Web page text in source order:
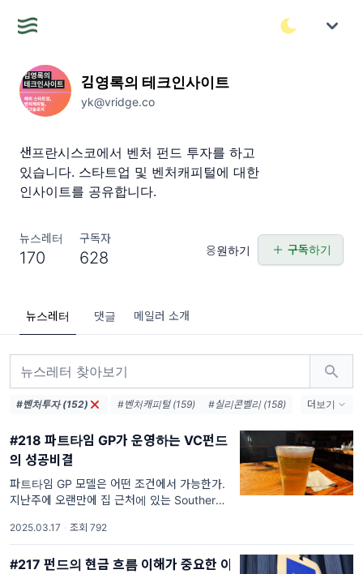
김영록의 테크인사이트
yk@vridge.co
샌프란시스코에서 벤처 펀드 투자를 하고
있습니다. 스타트업 및 벤처캐피털에 대한
인사이트를 공유합니다.
뉴스레터
170
구독자
628 응원하기 구독하기
뉴스레터 댓글 메일러 소개
#벤처투자 (152) #벤처캐피털 (159)
#실리콘벨리 (158)
#VC (148)
#벤처 (144)
#경제 (119)
#자산운용 (115)
#펀드 (115)
#금융 (106)
#모태펀드 (102)
더보기
#218 파트타임 GP가 운영하는 VC펀드
의 성공비결
파트타임 GP 모델은 어떤 조건에서 가능한가.
지난주에 오랜만에 집 근처에 있는 Southern
Elon Musk의 AI 회사인 xAI 본사 바로 옆에 위
치한 곳으로, 예전에
2025.03.17 · 조회 792
#217 펀드의 현금 흐름 이해가 중요한 이